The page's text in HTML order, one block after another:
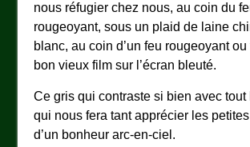
nous réfugier chez nous, au coin du
rougeoyant, sous un plaid de laine
blanc, au coin d’un feu rougeoyant ou
bon vieux film sur l’écran bleuté.
Ce gris qui contraste si bien avec tout
qui nous fera tant apprécier les
d’un bonheur arc-en-ciel.